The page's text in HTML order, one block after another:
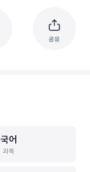
공유
국어
과목